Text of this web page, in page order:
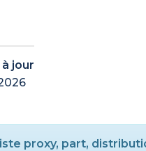
jour
proxy, part,